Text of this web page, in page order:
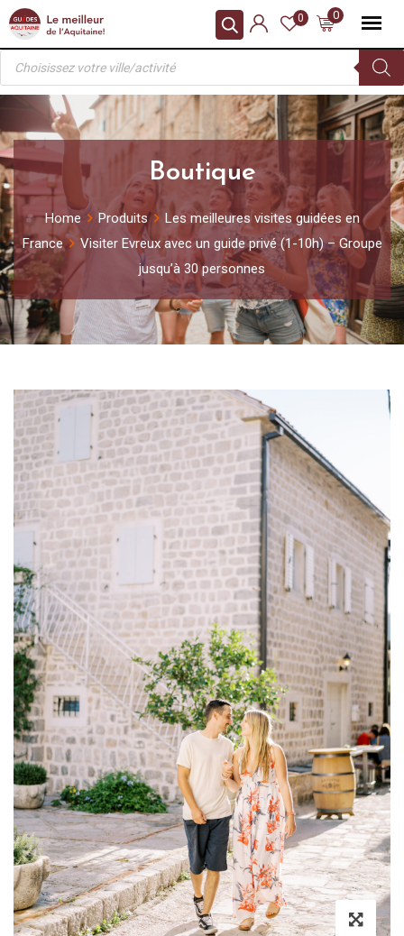
Skip
content
0
0
Recherche
produits
Boutique
Home Produits
Les meilleures visites guidées en
France
Visiter Evreux avec un guide privé (1-10h) – Groupe
jusqu’à 30 personnes